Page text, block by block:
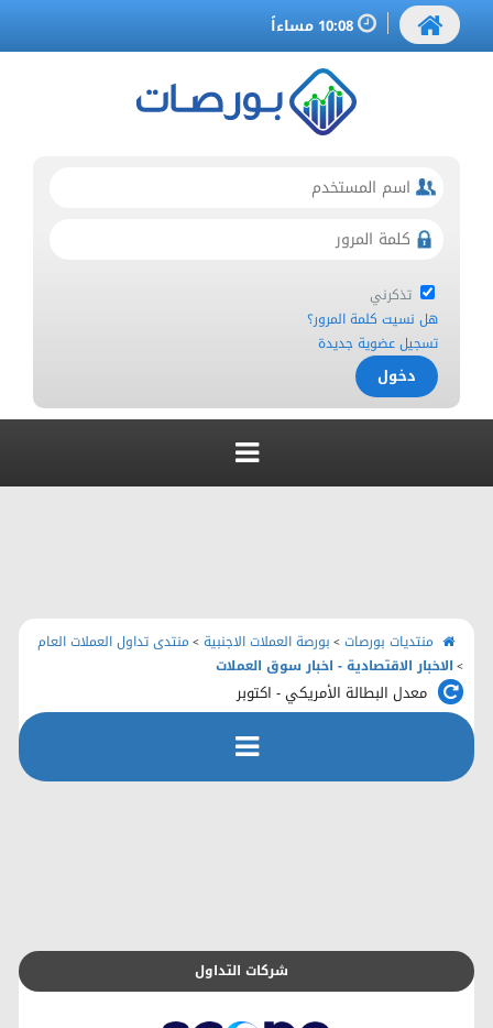
تذكرني
هل نسيت كلمة المرور؟
تسجيل عضوية جديدة
الرئيسية
منتديات بورصات > بورصة العملات الاجنبية > منتدى تداول العملات العام
> الاخبار الاقتصادية - اخبار سوق العملات
معدل البطالة الأمريكي - اكتوبر
شركات التداول